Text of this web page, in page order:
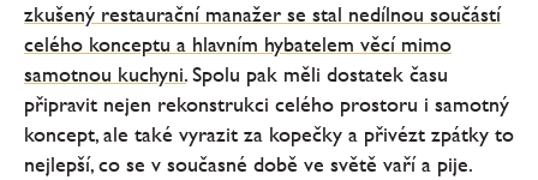
zkušený restaurační manažer se stal nedílnou součástí
celého konceptu a hlavním hybatelem věcí mimo
samotnou kuchyni.Spolu pak měli dostatek času
připravit nejen rekonstrukci celého prostoru i samotný
koncept, ale také vyrazit za kopečky a přivézt zpátky to
nejlepší, co se v současné době ve světě vaří a pije.